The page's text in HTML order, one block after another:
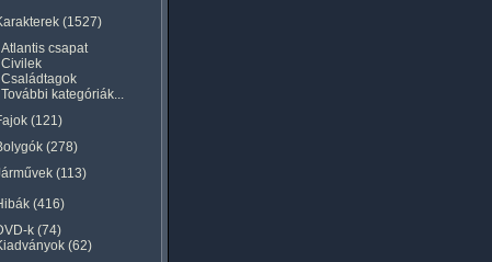
(1527)
Atlantis csapat
Civilek
Családtagok
További kategóriák...
(121)
(278)
(113)
(416)
k (74)
(62)